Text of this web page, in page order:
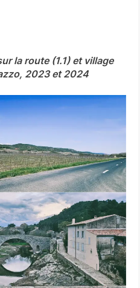
la route (1.1) et village
2023 et 2024